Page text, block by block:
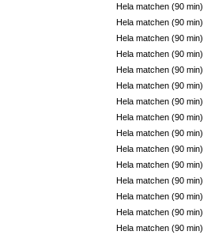
Hela matchen (90 min)
Hela matchen (90 min)
Hela matchen (90 min)
Hela matchen (90 min)
Hela matchen (90 min)
Hela matchen (90 min)
Hela matchen (90 min)
Hela matchen (90 min)
Hela matchen (90 min)
Hela matchen (90 min)
Hela matchen (90 min)
Hela matchen (90 min)
Hela matchen (90 min)
Hela matchen (90 min)
Hela matchen (90 min)